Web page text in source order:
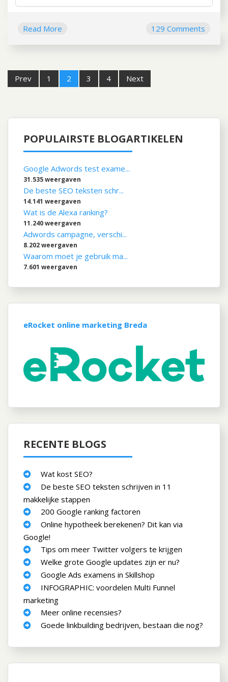
Read More 129 Comments
Post
Prev 1 2 3 4 Next
POPULAIRSTE BLOGARTIKELEN
Google Adwords test exame...
31.535 weergaven
De beste SEO teksten schr...
14.141 weergaven
Wat is de Alexa ranking?
11.240 weergaven
Adwords campagne, verschi...
8.202 weergaven
Waarom moet je gebruik ma...
7.601 weergaven
eRocket online marketing Breda
RECENTE BLOGS
Wat kost SEO?
De beste SEO teksten schrijven in 11
makkelijke stappen
200 Google ranking factoren
Online hypotheek berekenen? Dit kan via
Google!
Tips om meer Twitter volgers te krijgen
Welke grote Google updates zijn er nu?
Google Ads examens in Skillshop
INFOGRAPHIC: voordelen Multi Funnel
marketing
Meer online recensies?
Goede linkbuilding bedrijven, bestaan die nog?